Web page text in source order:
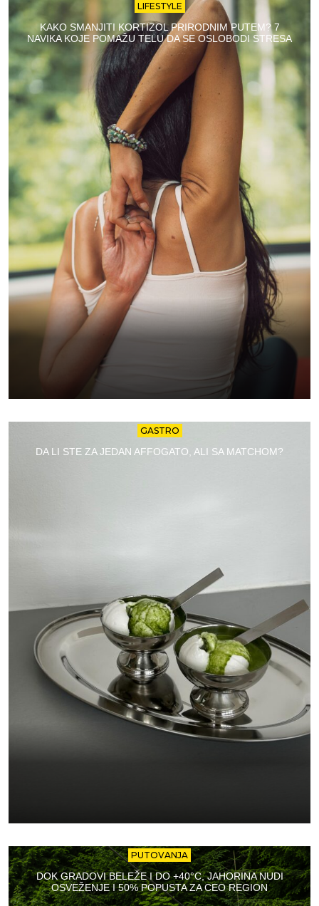
LIFESTYLE
KAKO SMANJITI KORTIZOL PRIRODNIM PUTEM? 7
NAVIKA KOJE POMAŽU TELU DA SE OSLOBODI STRESA
GASTRO
DA LI STE ZA JEDAN AFFOGATO, ALI SA MATCHOM?
PUTOVANJA
DOK GRADOVI BELEŽE I DO +40°C, JAHORINA NUDI
OSVEŽENJE I 50% POPUSTA ZA CEO REGION